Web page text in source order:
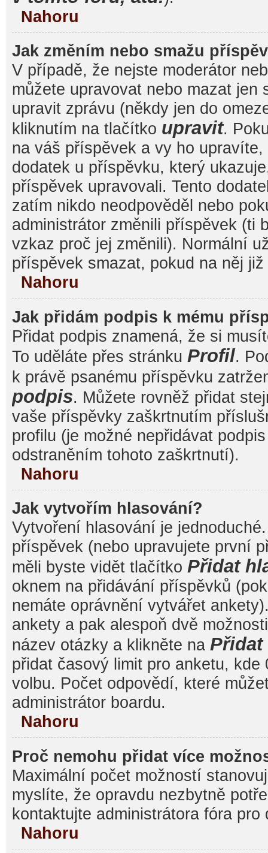
Nahoru
Jak změním nebo smažu
V případě, že nejste moderátor
můžete upravovat nebo mazat jen
upravit zprávu (někdy jen do
kliknutím na tlačítko upravit.
na váš příspěvek a vy ho
dodatek u příspěvku, který
příspěvek upravovali. Tento
zatím nikdo neodpověděl nebo
administrátor změnili příspěvek (ti
vzkaz proč jej změnili). Normální
příspěvek smazat, pokud na něj
Nahoru
Jak přidám podpis k mému
Přidat podpis znamená, že si
To uděláte přes stránku Profil.
k právě psanému příspěvku
podpis. Můžete rovněž přidat
vaše příspěvky zaškrtnutím
profilu (je možné nepřidávat
odstraněním tohoto zaškrtnutí).
Nahoru
Jak vytvořím hlasování?
Vytvoření hlasování je
příspěvek (nebo upravujete první
měli byste vidět tlačítko Přidat
oknem na přidávání příspěvků
nemáte oprávnění vytvářet
ankety a pak alespoň dvě
název otázky a klikněte na
přidat časový limit pro anketu, kde
volbu. Počet odpovědí, které
administrátor boardu.
Nahoru
Proč nemohu přidat více
Maximální počet možností
myslíte, že opravdu nezbytně
kontaktujte administrátora fóra pro
Nahoru